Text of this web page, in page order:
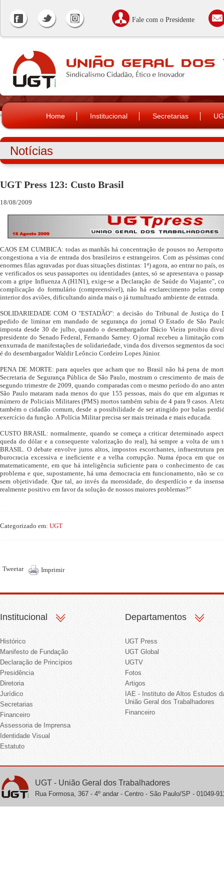
Fale com o Presidente
Home Institucional Secretarias
Notícias
UGT Press 123: Custo Brasil
18/08/2009
CAOS EM CUMBICA: todas as manhãs há concentração de pousos no
congestiona a via de entrada dos brasileiros e estrangeiros. Com as péssimas
enormes filas agravadas por duas situações distintas: 1ª) agora, ao entrar no país,
e verificados os seus passaportes ou identidades (antes, só se apresentava o
com a gripe Influenza A (H1N1), exige-se a Declaração de Saúde do Viajante",
complicação do formulário (compreensível), não há esclarecimento pelas
interior dos aviões, dificultando ainda mais o já tumultuado ambiente de entrada.
SOLIDARIEDADE COM O "ESTADÃO": a decisão do Tribunal de Justiça do
pedido de liminar em mandado de segurança do jornal O Estado de São
imposta desde 30 de julho, quando o desembargador Dácio Vieira proibiu
presidente do Senado Federal, Fernando Sarney. O jornal recebeu a limitação
enxurrada de manifestações de solidariedade, vinda dos diversos segmentos da
é do desembargador Waldir Leôncio Cordeiro Lopes Júnior.
PENA DE MORTE: para aqueles que acham que no Brasil não há pena de
Secretaria de Segurança Pública de São Paulo, mostram o crescimento de mais
segundo trimestre de 2009, quando comparadas com o mesmo período do ano
São Paulo mataram nada menos do que 155 pessoas, mais do que em algumas
número de Policiais Militares (PMS) mortos também subiu de 4 para 9 casos. A
também o cidadão comum, desde a possibilidade de ser atingido por balas
exercício da função. A Polícia Militar precisa ser mais treinada e mais educada.
CUSTO BRASIL: normalmente, quando se começa a criticar determinado
queda do dólar e a consequente valorização do real), há sempre a volta de um
BRASIL. O debate envolve juros altos, impostos escorchantes, infraestrutura
burocracia excessiva e ineficiente e a velha corrupção. Numa época em que
matematicamente, em que há inteligência suficiente para o conhecimento de
problema e que, supostamente, há uma democracia em funcionamento, não se
sem objetividade. Que tal, ao invés da morosidade, do desperdício e da
realmente positivo em favor da solução de nossos maiores problemas?"
Categorizado em: UGT
Tweetar Imprimir
Institucional
Histórico
Manifesto de Fundação
Declaração de Princípios
Presidência
Diretoria
Jurídico
Secretarias
Financeiro
Assessoria de Imprensa
Identidade Visual
Estatuto
Departamentos
UGT Press
UGT Global
UGTV
Fotos
Artigos
IAE - Instituto de Altos Estudos
União Geral dos Trabalhadores
Financeiro
UGT - União Geral dos Trabalhadores
Rua Formosa, 367 - 4º andar - Centro - São Paulo/SP - 01049-